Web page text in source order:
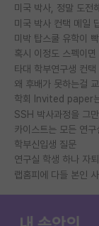
미국 박사, 정말 도전
미국 박사 컨택 메일
미박 탑스쿨 유학이
혹시 이정도 스펙이
타대 학부연구생 컨택
카이스트는 모든 연
학부신입생 질문
연구실 학생 하나 자퇴
랩홈피에 다들 본인